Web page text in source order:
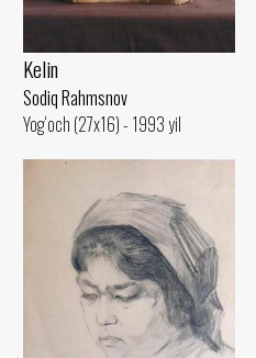
Kelin
Sodiq Rahmsnov
Yog‘och (27x16) - 1993 yil